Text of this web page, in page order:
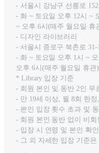
- 서울시 강남구 선릉로
- 화 ~ 토요일 오후 12시 ~
~ 오후 6시(매주 월요일 휴
- 디자인 라이브러리
- 서울시 종로구 북촌로
- 화 ~ 토요일 오후 1시 ~
오후 6시(매주 월요일 휴관)
* Library 입장 기준
- 회원 본인 및 동반 2인 무
- 만 19세 이상, 월 8회 한
- 본인 입장 횟수 초과 및
- 회원 본인 동반 없이 비회
- 입장 시 연령 및 본인 확
- 그 외 자세한 입장 기준